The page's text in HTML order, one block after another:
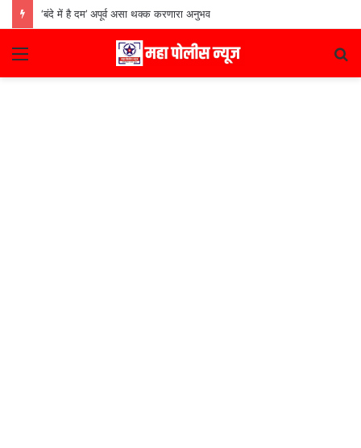
‘बंदे में है दम’ अपूर्व असा थक्क करणारा अनुभव
Menu